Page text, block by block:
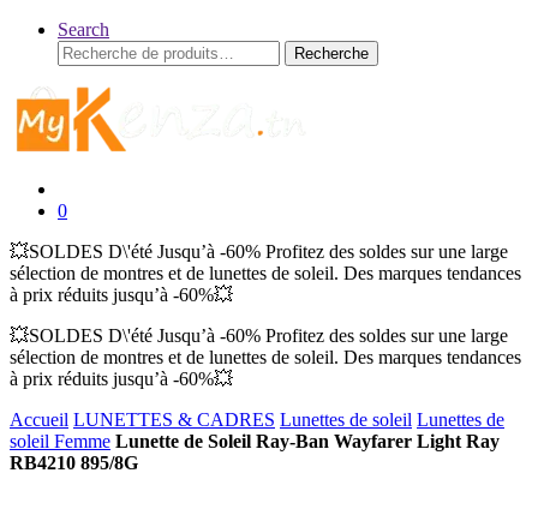
Search
Recherche
pour :
Recherche
0
💥SOLDES D\'été Jusqu’à -60% Profitez des soldes sur une large
sélection de montres et de lunettes de soleil. Des marques tendances
à prix réduits jusqu’à -60%💥
💥SOLDES D\'été Jusqu’à -60% Profitez des soldes sur une large
sélection de montres et de lunettes de soleil. Des marques tendances
à prix réduits jusqu’à -60%💥
Accueil LUNETTES & CADRES Lunettes de soleil Lunettes de
soleil Femme Lunette de Soleil Ray-Ban Wayfarer Light Ray
RB4210 895/8G